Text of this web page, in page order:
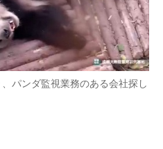
パンダ監視業務のある会社探し